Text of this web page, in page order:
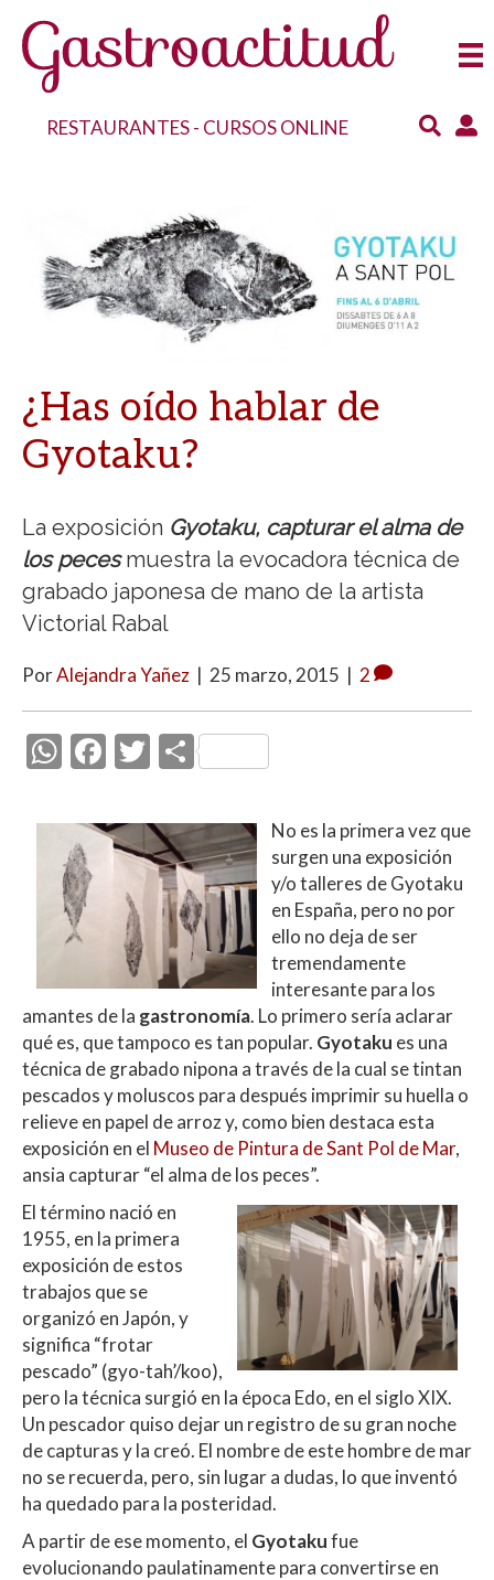
RESTAURANTES- CURSOS ONLINE
¿Has oído hablar de
Gyotaku?
La exposición Gyotaku, capturar el alma de
los pecesmuestra la evocadora técnica de
grabado japonesa de mano de la artista
Victorial Rabal
PorAlejandra Yañez | 25 marzo, 2015 | 2
W
at
s
A
p
F
e
b
T
itt
er
C
m
p
ar
ti
r
No es la primera vez que
surgen una exposición
y/o talleres de Gyotaku
en España, pero no por
ello no deja de ser
tremendamente
interesante para los
amantes de la gastronomía. Lo primero sería aclarar
qué es, que tampoco es tan popular. Gyotaku es una
técnica de grabado nipona a través de la cual se tintan
pescados y moluscos para después imprimir su huella o
relieve en papel de arroz y, como bien destaca esta
exposición en el Museo de Pintura de Sant Pol de Mar,
ansia capturar “el alma de los peces”.
El término nació en
1955, en la primera
exposición de estos
trabajos que se
organizó en Japón, y
significa “frotar
pescado” (gyo-tah’/koo),
pero la técnica surgió en la época Edo, en el siglo XIX.
Un pescador quiso dejar un registro de su gran noche
de capturas y la creó. El nombre de este hombre de mar
no se recuerda, pero, sin lugar a dudas, lo que inventó
ha quedado para la posteridad.
A partir de ese momento, el Gyotakufue
evolucionando paulatinamente para convertirse en